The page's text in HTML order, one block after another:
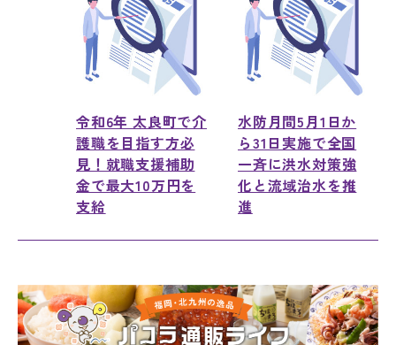
令和6年 太良町で介
護職を目指す方必
見！就職支援補助
金で最大10万円を
支給
水防月間5月1日か
ら31日実施で全国
一斉に洪水対策強
化と流域治水を推
進